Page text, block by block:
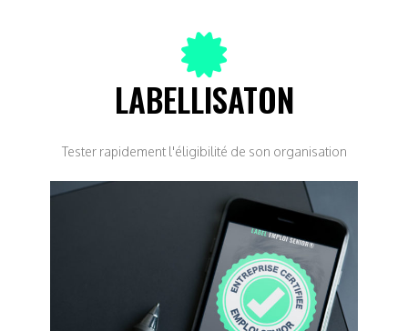
LABELLISATON
Tester rapidement l'éligibilité de son organisation